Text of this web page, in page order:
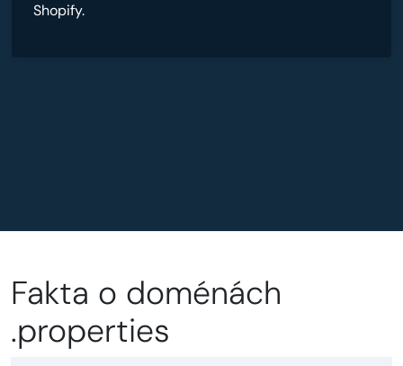
Shopify.
Fakta o doménách
.properties